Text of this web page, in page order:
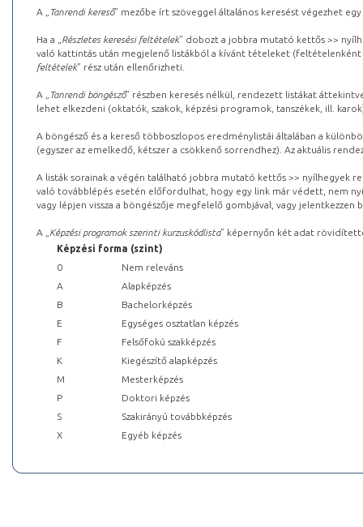
A „ Tanrendi kereső” mezőbe írt szöveggel általános keresést végezhet
Ha a „ Részletes keresési feltételek” dobozt a jobbra mutató kettős >>
való kattintás után megjelenő listákból a kívánt tételeket (feltételenként
feltételek” rész után ellenőrizheti.
A „ Tanrendi böngésző” részben keresés nélkül, rendezett listákat
lehet elkezdeni (oktatók, szakok, képzési programok, tanszékek, ill.
A böngésző és a kereső többoszlopos eredménylistái általában a
(egyszer az emelkedő, kétszer a csökkenő sorrendhez). Az aktuális
A listák sorainak a végén található jobbra mutató kettős >> nyílhegyek
való továbblépés esetén előfordulhat, hogy egy link már védett, nem
vagy lépjen vissza a böngészője megfelelő gombjával, vagy
A „ Képzési programok szerinti kurzuskódlista” képernyőn két adat
Képzési forma (szint)
0
Nem releváns
A
Alapképzés
B
Bachelorképzés
E
Egységes osztatlan képzés
F
Felsőfokú szakképzés
K
Kiegészítő alapképzés
M
Mesterképzés
P
Doktori képzés
S
Szakirányú továbbképzés
X
Egyéb képzés